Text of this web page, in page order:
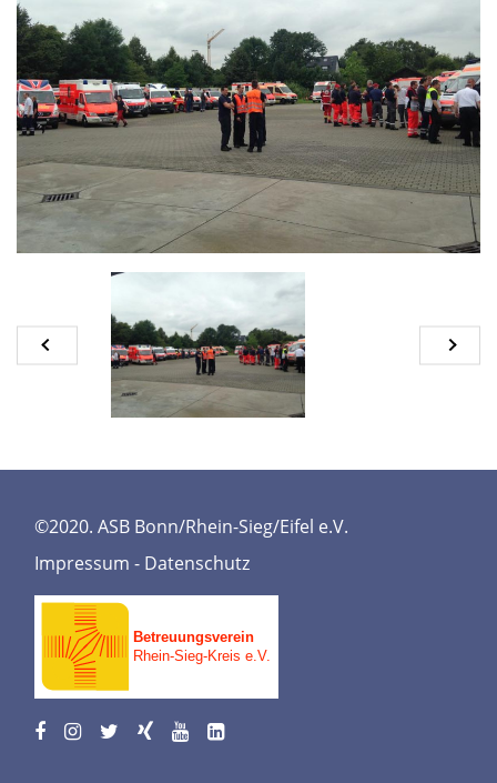
©2020. ASB Bonn/Rhein-Sieg/Eifel e.V.
Impressum - Datenschutz